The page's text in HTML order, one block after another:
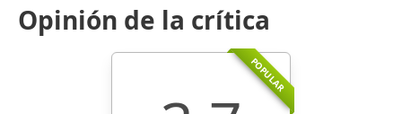
Opinión de la crítica
POPULAR